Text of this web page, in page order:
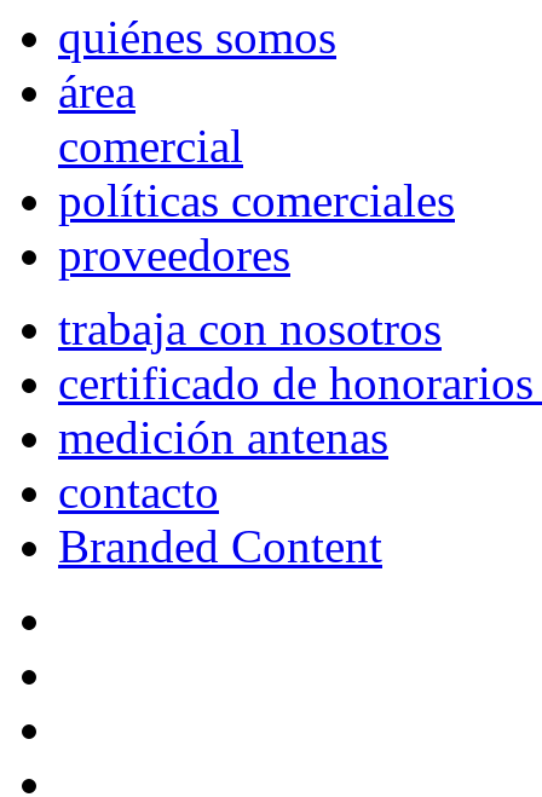
quiénes somos
área
comercial
políticas comerciales
proveedores
trabaja con nosotros
certificado de
medición antenas
contacto
Branded Content